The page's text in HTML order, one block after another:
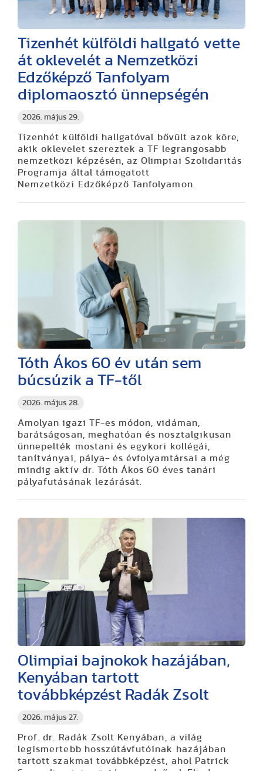
2026. május 29.
Tizenhét külföldi hallgató vette
át oklevelét a Nemzetközi
Edzőképző Tanfolyam
diplomaosztó ünnepségén
Tizenhét külföldi hallgatóval bővült azok köre,
akik oklevelet szereztek a TF legrangosabb
nemzetközi képzésén, az Olimpiai Szolidaritás
Programja által támogatott
Nemzetközi Edzőképző Tanfolyamon.
2026. május 28.
Tóth Ákos 60 év után sem
búcsúzik a TF-től
Amolyan igazi TF-es módon, vidáman,
barátságosan, meghatóan és nosztalgikusan
ünnepelték mostani és egykori kollégái,
tanítványai, pálya- és évfolyamtársai a még
mindig aktív dr. Tóth Ákos 60 éves tanári
pályafutásának lezárását.
2026. május 27.
Olimpiai bajnokok hazájában,
Kenyában tartott
továbbképzést Radák Zsolt
Prof. dr. Radák Zsolt Kenyában, a világ
legismertebb hosszútávfutóinak hazájában
tartott szakmai továbbképzést, ahol Patrick